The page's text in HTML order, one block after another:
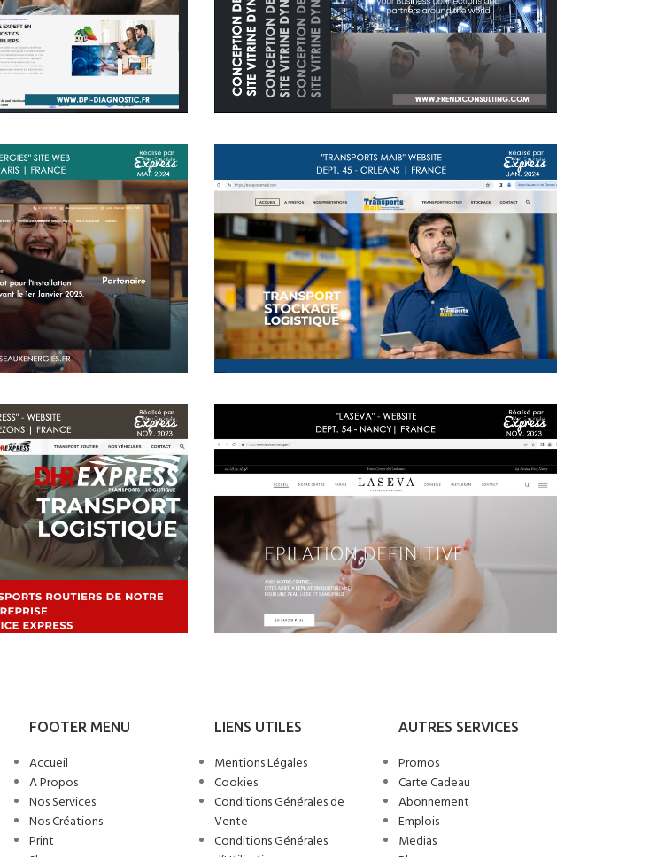
FOOTER MENU
Accueil
A Propos
Nos Services
Nos Créations
Print
LIENS UTILES
Mentions Légales
Cookies
Conditions Générales de
Vente
Conditions Générales
AUTRES SERVICES
Promos
Carte Cadeau
Abonnement
Emplois
Medias